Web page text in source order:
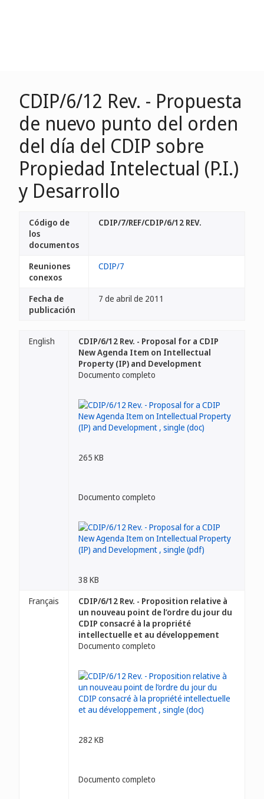
CDIP/6/12 Rev. - Propuesta
de nuevo punto del orden
del día del CDIP sobre
Propiedad Intelectual (P.I.)
y Desarrollo
Código de
los
documentos
CDIP/7/REF/CDIP/6/12 REV.
Reuniones
conexos
CDIP/7
Fecha de
publicación
7 de abril de 2011
English
CDIP/6/12 Rev. - Proposal for a CDIP
New Agenda Item on Intellectual
Property (IP) and Development
Documento completo
265 KB
Documento completo
38 KB
Français
CDIP/6/12 Rev. - Proposition relative à
un nouveau point de l’ordre du jour du
CDIP consacré à la propriété
intellectuelle et au développement
Documento completo
282 KB
Documento completo